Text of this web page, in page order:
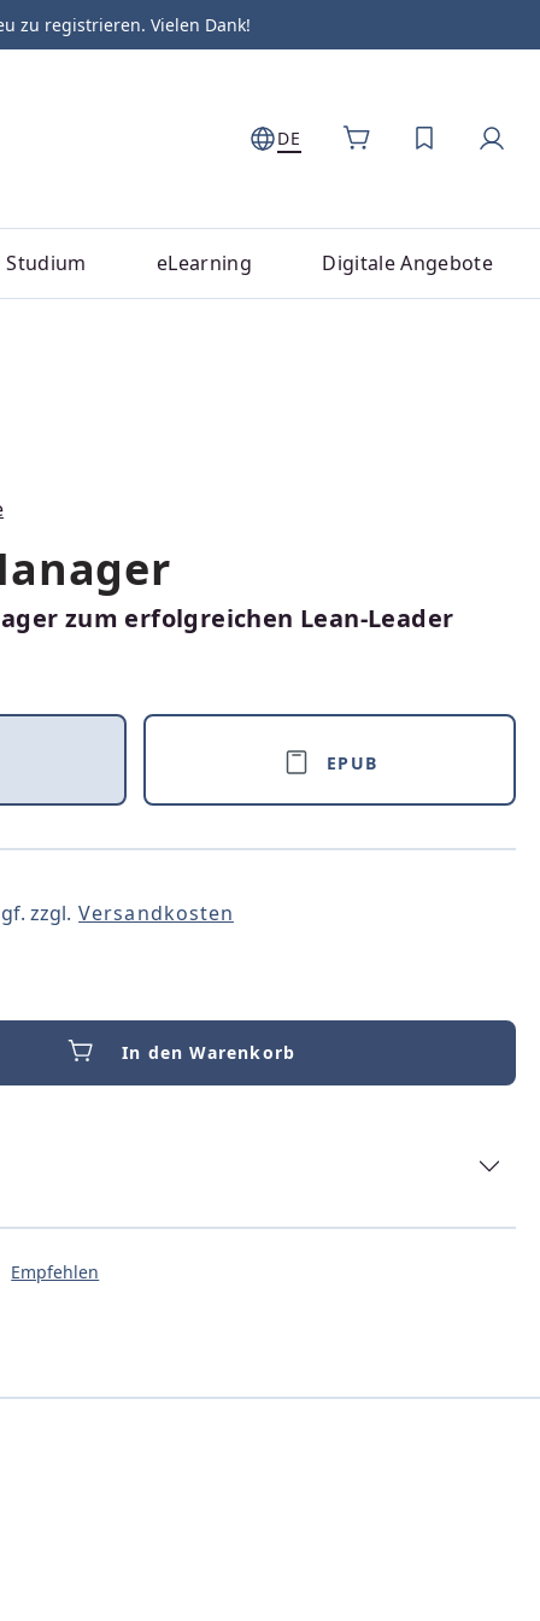
zu registrieren. Vielen Dank!
DE DU HAST 0
Studium eLearning Digitale Angebote
zum erfolgreichen Lean-Leader
EPUB
zzgl. Versandkosten
In den Warenkorb
Empfehlen